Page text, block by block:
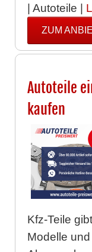
| Autoteile |
ZUM
Autoteile
kaufen
Kfz-Teile
Modelle